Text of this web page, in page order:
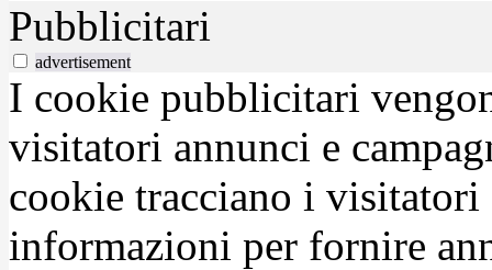
Pubblicitari
advertisement
I cookie pubblicitari
visitatori annunci e
cookie tracciano i visitatori
informazioni per fornire